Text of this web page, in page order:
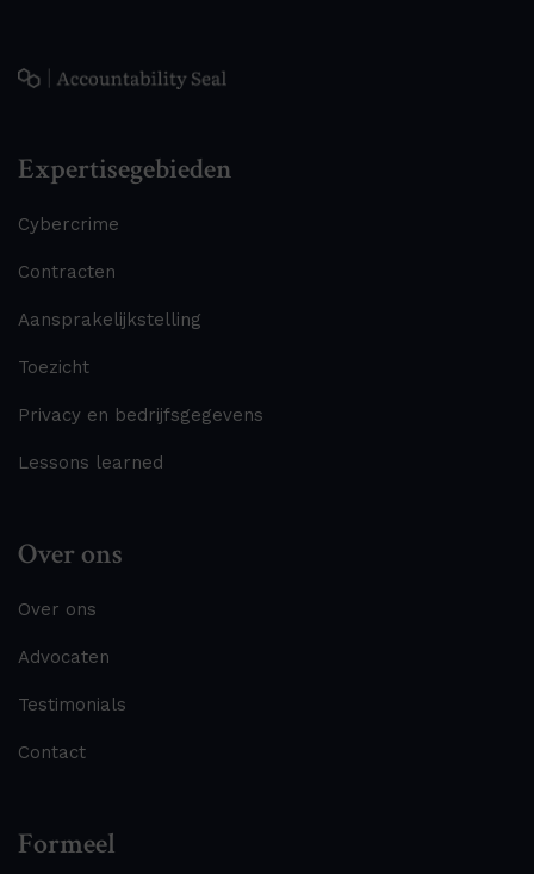
Expertisegebieden
Cybercrime
Contracten
Aansprakelijkstelling
Toezicht
Privacy en bedrijfsgegevens
Lessons learned
Over ons
Over ons
Advocaten
Testimonials
Contact
Formeel